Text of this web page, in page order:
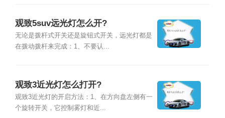
观致5suv远光灯怎么开?
无论是拨杆式开关还是旋钮式开关，远光灯都是
在拨动拨杆来完成：1、不要认...
观致3近光灯怎么打开?
观致3近光灯的开启方法：1、在方向盘左侧有一
个旋转开关，它控制雾灯和近...